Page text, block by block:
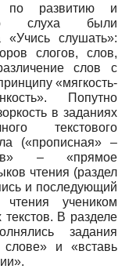
по развитию и
слуха были
«Учись слушать»:
слогов, слов,
слов с
«мягкость-
Попутно
в заданиях
текстового
(«прописная» –
– «прямое
чтения (раздел
и последующий
чтения учеником
текстов. В разделе
задания
и «вставь